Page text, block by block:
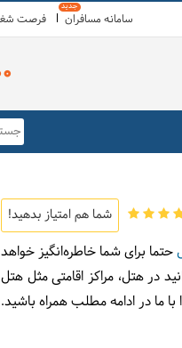
سامانه مسافران فرصت
شما هم امتیاز بدهید!
حتما برای شما خاطره‌انگیز خواهد
در هتل، مراکز اقامتی مثل هتل
ما در ادامه مطلب همراه باشید.